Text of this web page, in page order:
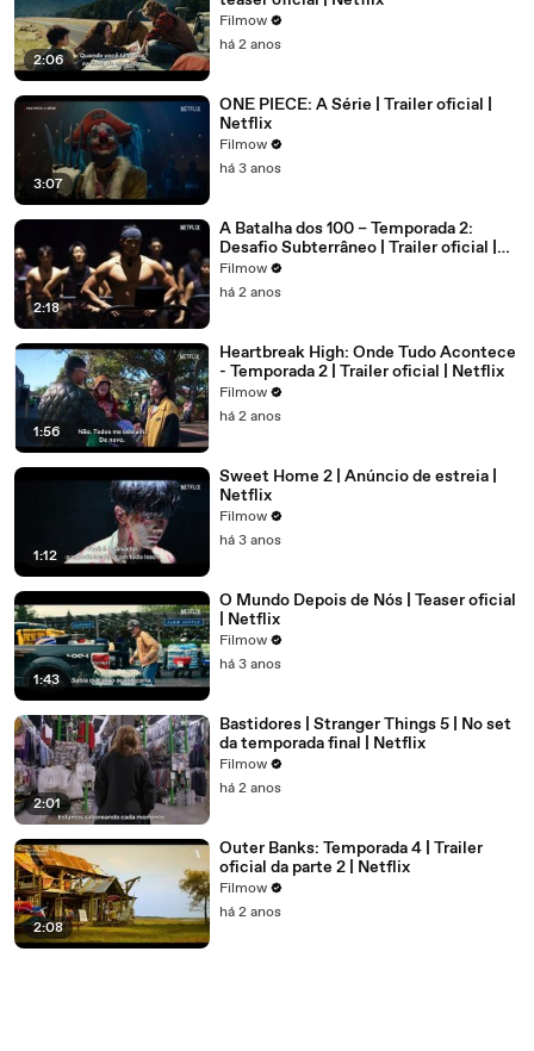
2:06
Filmow
há 2 anos
3:07
ONE PIECE: A Série | Trailer oficial |
Netflix
Filmow
há 3 anos
2:18
A Batalha dos 100 – Temporada 2:
Desafio Subterrâneo | Trailer oficial |
Netflix
Filmow
há 2 anos
1:56
Heartbreak High: Onde Tudo Acontece
- Temporada 2 | Trailer oficial | Netflix
Filmow
há 2 anos
1:12
Sweet Home 2 | Anúncio de estreia |
Netflix
Filmow
há 3 anos
1:43
O Mundo Depois de Nós | Teaser oficial
| Netflix
Filmow
há 3 anos
2:01
Bastidores | Stranger Things 5 | No set
da temporada final | Netflix
Filmow
há 2 anos
2:08
Outer Banks: Temporada 4 | Trailer
oficial da parte 2 | Netflix
Filmow
há 2 anos